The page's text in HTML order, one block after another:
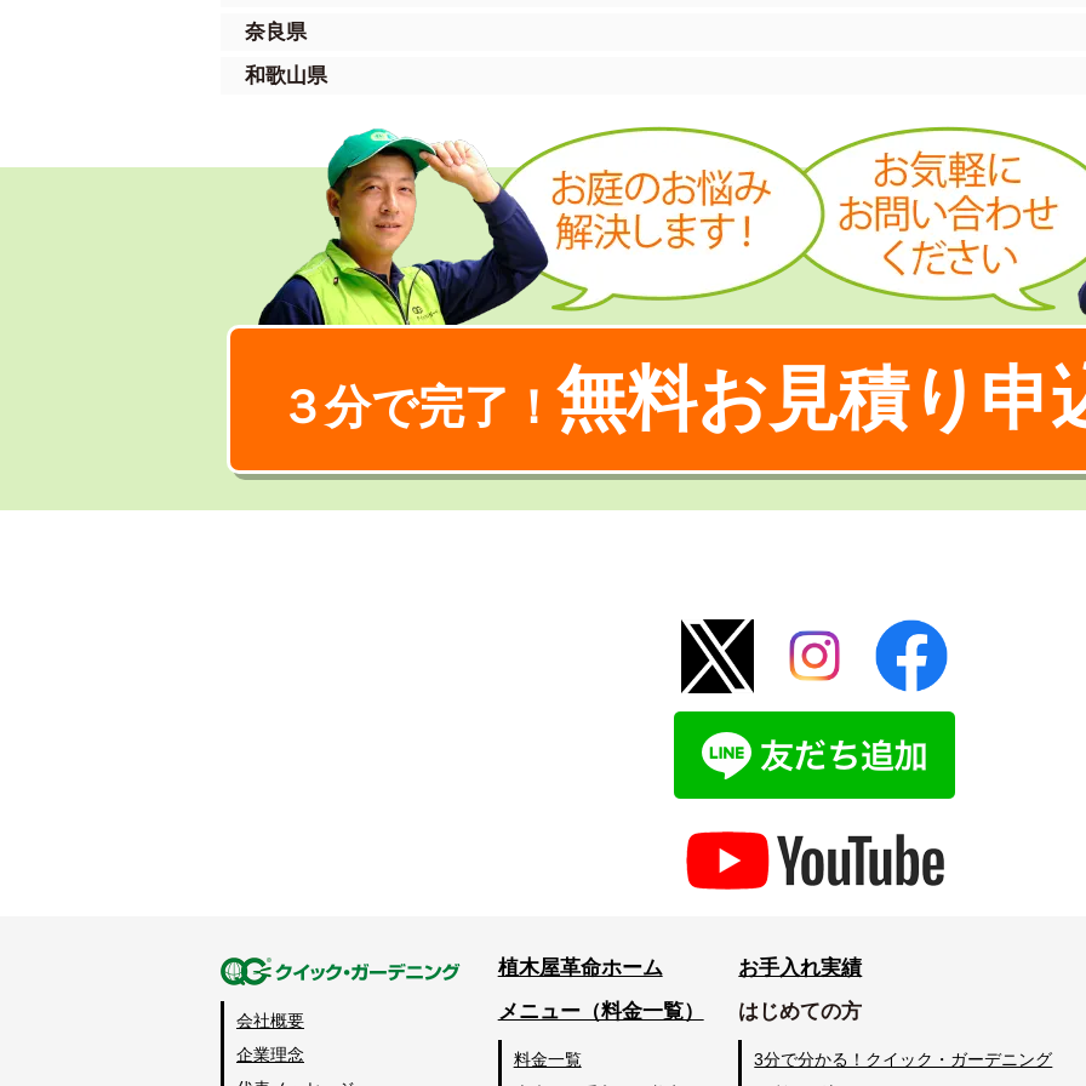
奈良県
和歌山県
３分で完了！ 無料お見積り申
会社概要
企業理念
植木屋革命ホーム
メニュー（料金一覧）
料金一覧
お手入れ実績
はじめての方
3分で分かる！クイック・ガーデニング